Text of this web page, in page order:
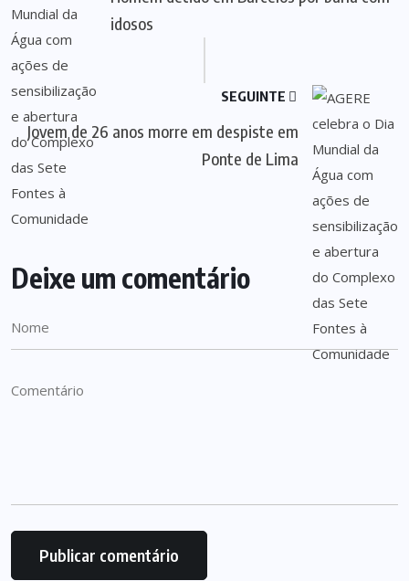
idosos
SEGUINTE
Jovem de 26 anos morre em despiste em
Ponte de Lima
Deixe um comentário